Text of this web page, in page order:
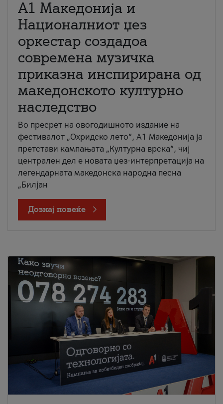
А1 Македонија и
Националниот џез
оркестар создадоа
современа музичка
приказна инспирирана од
македонското културно
наследство
Во пресрет на овогодишното издание на
фестивалот „Охридско лето“, А1 Македонија ја
претстави кампањата „Културна врска“, чиј
централен дел е новата џез-интерпретација на
легендарната македонска народна песна
„Билјан
Дознај повеќе